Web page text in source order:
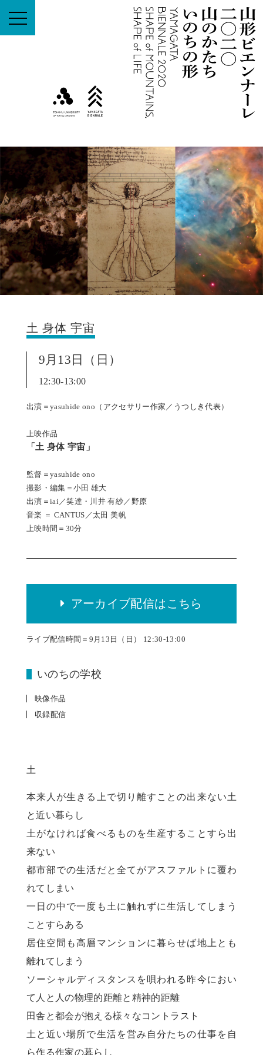
土 身体 宇宙
9月13日（日）
12:30-13:00
出演＝yasuhide ono（アクセサリー作家／うつしき代表）
上映作品
「土 身体 宇宙」
監督＝yasuhide ono
撮影・編集＝小田 雄大
出演＝iai／笑達・川井 有紗／野原
音楽 ＝ CANTUS／太田 美帆
上映時間＝30分
アーカイブ配信はこちら
ライブ配信時間＝9月13日（日） 12:30-13:00
いのちの学校
映像作品
収録配信
土
本来人が生きる上で切り離すことの出来ない土
と近い暮らし
土がなければ食べるものを生産することすら出
来ない
都市部での生活だと全てがアスファルトに覆わ
れてしまい
一日の中で一度も土に触れずに生活してしまう
ことすらある
居住空間も高層マンションに暮らせば地上とも
離れてしまう
ソーシャルディスタンスを唄われる昨今におい
て人と人の物理的距離と精神的距離
田舎と都会が抱える様々なコントラスト
土と近い場所で生活を営み自分たちの仕事を自
ら作る作家の暮らし